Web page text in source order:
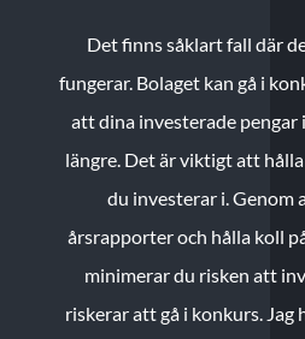
Det finns såklart fall där
fungerar. Bolaget kan gå i
att dina investerade pengar
längre. Det är viktigt att
du investerar i. Genom
årsrapporter och hålla koll
minimerar du risken att
riskerar att gå i konkurs. Jag